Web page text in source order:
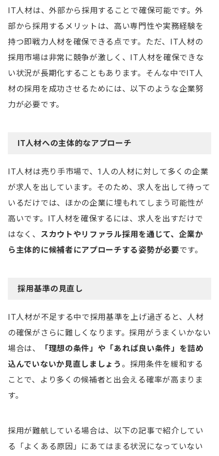
IT人材は、外部から採用することで確保可能です。外
部から採用するメリットは、高い専門性や実務経験を
持つ即戦力人材を確保できる点です。ただ、IT人材の
採用市場は非常に競争が激しく、IT人材を確保できな
い状況が長期化することもあります。そんな中でIT人
材の採用を成功させるためには、以下のような企業努
力が必要です。
IT人材への主体的なアプローチ
IT人材は売り手市場で、1人の人材に対して多くの企業
が求人を出しています。そのため、求人を出して待って
いるだけでは、ほかの企業に埋もれてしまう可能性が
高いです。IT人材を確保するには、求人を出すだけで
はなく、 スカウトやリファラル採用を通じて、企業か
ら主体的に候補者にアプローチする姿勢が必要です。
採用基準の見直し
IT人材が不足する中で採用基準を上げ過ぎると、人材
の確保がさらに難しくなります。採用がうまくいかない
場合は、
「理想の条件」や「あれば良い条件」を詰め
込んでいないか見直しましょう 。採用条件を緩和する
ことで、より多くの候補者と出会える確率が高まりま
す。
採用が難航している場合は、以下の記事で紹介してい
る「よくある原因」にあてはまる状況になっていない